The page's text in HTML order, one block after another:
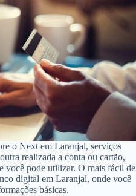
o Next em Laranjal, serviços
realizada a conta ou cartão,
você pode utilizar. O mais fácil de
digital em Laranjal, onde você
básicas.